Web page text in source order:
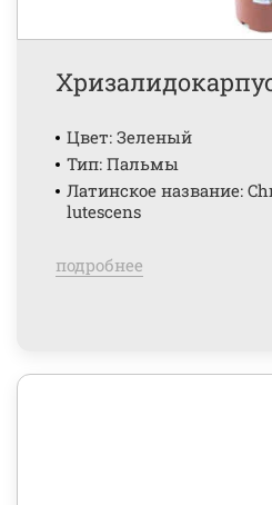
Цвет: Зеленый
Тип: Пальмы
Латинское название:
lutescens
подробнее